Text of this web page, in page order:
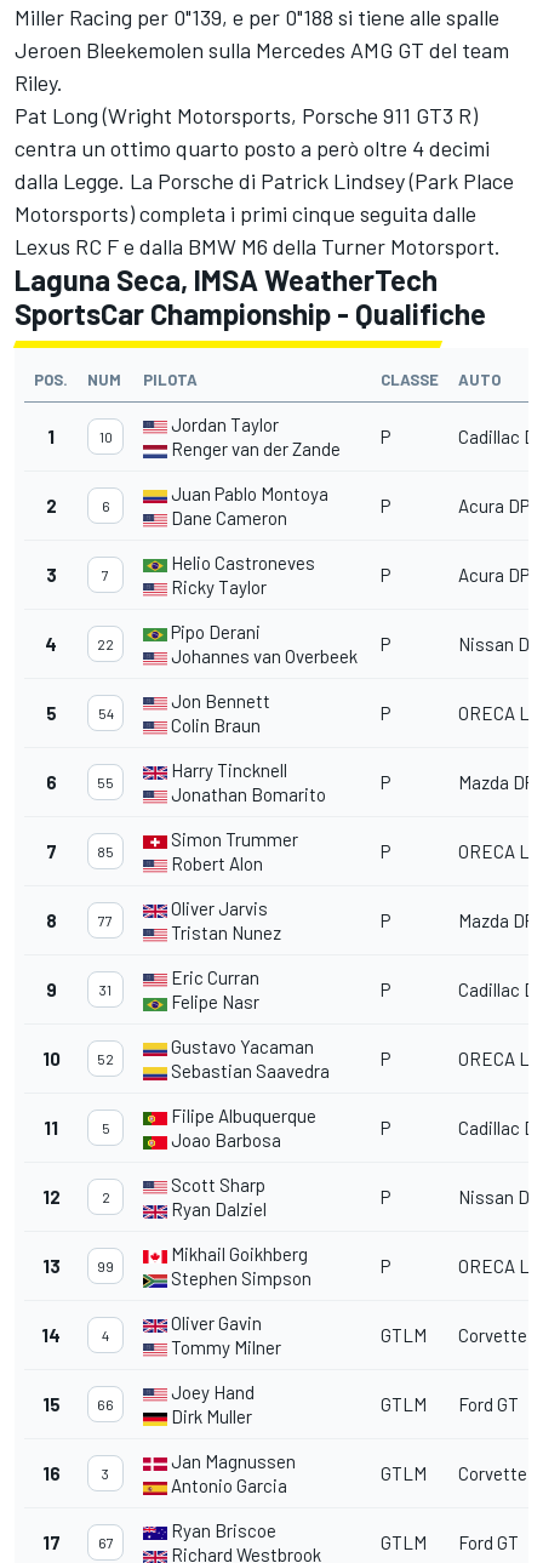
Miller Racing per 0"139, e per 0"188 si tiene alle spalle
Jeroen Bleekemolen sulla Mercedes AMG GT del team
Riley.
Pat Long (Wright Motorsports, Porsche 911 GT3 R)
centra un ottimo quarto posto a però oltre 4 decimi
dalla Legge. La Porsche di Patrick Lindsey (Park Place
Motorsports) completa i primi cinque seguita dalle
Lexus RC F e dalla BMW M6 della Turner Motorsport.
Laguna Seca, IMSA WeatherTech
SportsCar Championship - Qualifiche
POS. NUM PILOTA CLASSE AUTO
1 10
Jordan Taylor
Renger van der Zande
P Cadillac
2 6
Juan Pablo Montoya
Dane Cameron
P Acura DPi
3 7
Helio Castroneves
Ricky Taylor
P Acura DPi
4 22
Pipo Derani
Johannes van Overbeek
P Nissan DPi
5 54
Jon Bennett
Colin Braun
P ORECA
6 55
Harry Tincknell
Jonathan Bomarito
P Mazda DPi
7 85
Simon Trummer
Robert Alon
P ORECA
8 77
Oliver Jarvis
Tristan Nunez
P Mazda DPi
9 31
Eric Curran
Felipe Nasr
P Cadillac
10 52
Gustavo Yacaman
Sebastian Saavedra
P ORECA
11 5
Filipe Albuquerque
Joao Barbosa
P Cadillac
12 2
Scott Sharp
Ryan Dalziel
P Nissan DPi
13 99
Mikhail Goikhberg
Stephen Simpson
P ORECA
14 4
Oliver Gavin
Tommy Milner
GTLM Corvette
15 66
Joey Hand
Dirk Muller
GTLM Ford GT
16 3
Jan Magnussen
Antonio Garcia
GTLM Corvette
17 67
Ryan Briscoe
Richard Westbrook
GTLM Ford GT